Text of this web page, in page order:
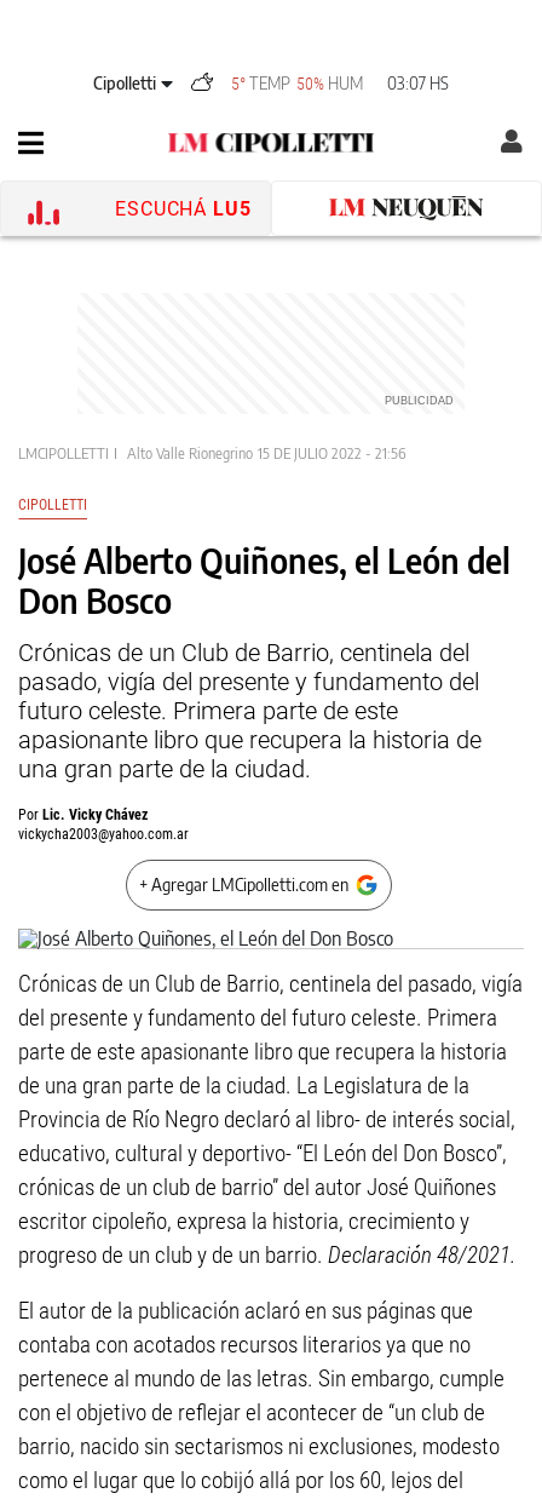
Cipolletti 5° TEMP 50% HUM 03:07 HS
ESCUCHÁ LU5
LMCIPOLLETTI Alto Valle Rionegrino 15 DE JULIO 2022 - 21:56
CIPOLLETTI
José Alberto Quiñones, el León del
Don Bosco
Crónicas de un Club de Barrio, centinela del
pasado, vigía del presente y fundamento del
futuro celeste. Primera parte de este
apasionante libro que recupera la historia de
una gran parte de la ciudad.
Por Lic. Vicky Chávez
vickycha2003@yahoo.com.ar
+ Agregar LMCipolletti.com en
Crónicas de un Club de Barrio, centinela del pasado, vigía
del presente y fundamento del futuro celeste. Primera
parte de este apasionante libro que recupera la historia
de una gran parte de la ciudad. La Legislatura de la
Provincia de Río Negro declaró al libro- de interés social,
educativo, cultural y deportivo- “El León del Don Bosco”,
crónicas de un club de barrio” del autor José Quiñones
escritor cipoleño, expresa la historia, crecimiento y
progreso de un club y de un barrio. Declaración 48/2021.
El autor de la publicación aclaró en sus páginas que
contaba con acotados recursos literarios ya que no
pertenece al mundo de las letras. Sin embargo, cumple
con el objetivo de reflejar el acontecer de “un club de
barrio, nacido sin sectarismos ni exclusiones, modesto
como el lugar que lo cobijó allá por los 60, lejos del